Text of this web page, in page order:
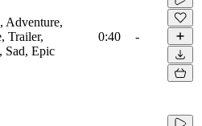
Adventure,
Trailer,
Sad, Epic
0:40 -